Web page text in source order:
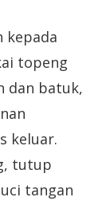
kepada
topeng
dan batuk,
keluar.
tutup
tangan